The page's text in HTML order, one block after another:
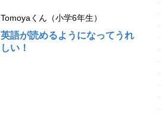
Tomoyaくん（小学6年生）
英語が読めるようになってうれ
しい！